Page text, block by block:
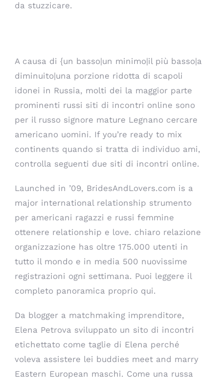
da stuzzicare.
A causa di {un basso|un minimo|il più basso|a
diminuito|una porzione ridotta di scapoli
idonei in Russia, molti dei la maggior parte
prominenti russi siti di incontri online sono
per il russo signore mature Legnano cercare
americano uomini. If you’re ready to mix
continents quando si tratta di individuo ami,
controlla seguenti due siti di incontri online.
Launched in ’09, BridesAndLovers.com is a
major international relationship strumento
per americani ragazzi e russi femmine
ottenere relationship e love. chiaro relazione
organizzazione has oltre 175.000 utenti in
tutto il mondo e in media 500 nuovissime
registrazioni ogni settimana. Puoi leggere il
completo panoramica proprio qui.
Da blogger a matchmaking imprenditore,
Elena Petrova sviluppato un sito di incontri
etichettato come taglie di Elena perché
voleva assistere lei buddies meet and marry
Eastern European maschi. Come una russa